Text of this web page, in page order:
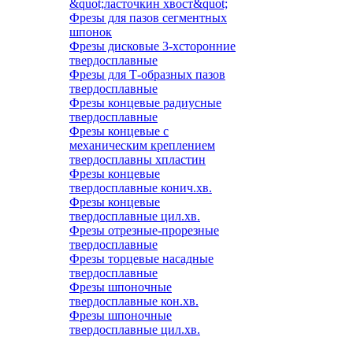
&quot;ласточкин хвост&quot;
Фрезы для пазов сегментных
шпонок
Фрезы дисковые 3-хсторонние
твердосплавные
Фрезы для Т-образных пазов
твердосплавные
Фрезы концевые радиусные
твердосплавные
Фрезы концевые с
механическим креплением
твердосплавны хпластин
Фрезы концевые
твердосплавные конич.хв.
Фрезы концевые
твердосплавные цил.хв.
Фрезы отрезные-прорезные
твердосплавные
Фрезы торцевые насадные
твердосплавные
Фрезы шпоночные
твердосплавные кон.хв.
Фрезы шпоночные
твердосплавные цил.хв.